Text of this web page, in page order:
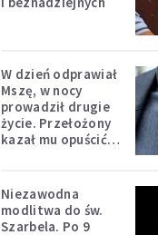
W dzień odprawiał
Mszę, w nocy
prowadził drugie
życie. Przełożony
kazał mu opuścić
Niezawodna
modlitwa do św.
Szarbela. Po 9